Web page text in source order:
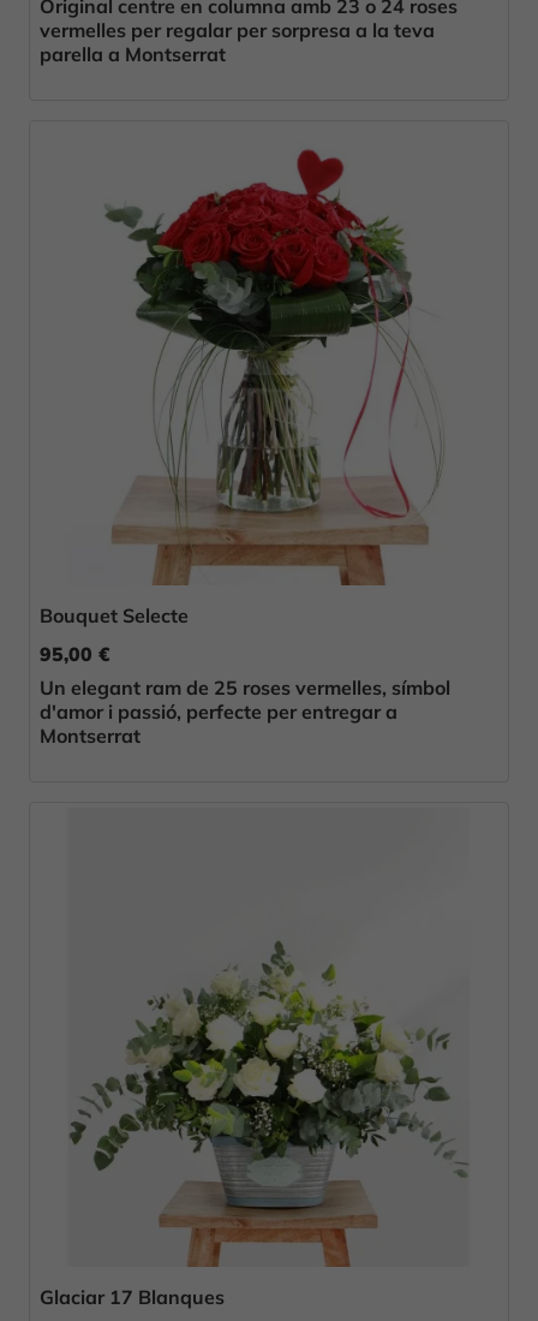
Original centre en columna amb 23 o 24 roses
vermelles per regalar per sorpresa a la teva
parella a Montserrat
Bouquet Selecte
95,00 €
Un elegant ram de 25 roses vermelles, símbol
d'amor i passió, perfecte per entregar a
Montserrat
Glaciar 17 Blanques